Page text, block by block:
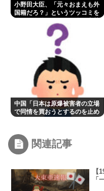
小野田大臣、「元々おまえも外
国籍だろ？」というツッコミを
中国「日本は原爆被害者の立場
で同情を買おうとするのを止め
関連記事
【
「